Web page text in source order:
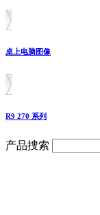
桌上电脑图像
R9 270 系列
产品捜索